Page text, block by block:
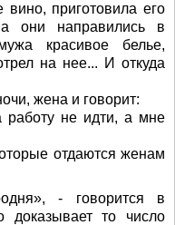
приготовила его
они направились в
красивое белье,
на нее... И откуда
жена и говорит:
работу не идти, а мне
отдаются женам
- говорится в
то число